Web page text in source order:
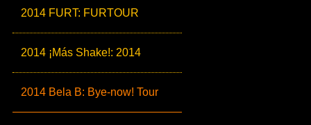
2014 FURT: FURTOUR
2014 ¡Más Shake!: 2014
2014 Bela B: Bye-now! Tour